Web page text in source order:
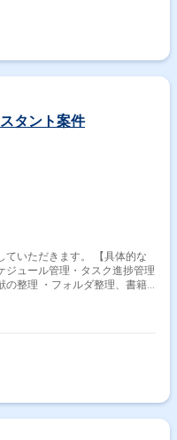
タント案件
ていただきます。 【具体的な
ジュール管理・タスク進捗管理
の整理 ・フォルダ整理、書籍